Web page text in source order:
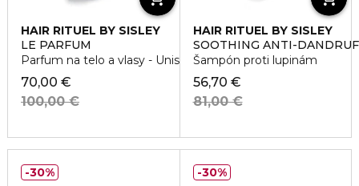
HAIR RITUEL BY SISLEY
LE PARFUM
Parfum na telo a vlasy - Unisex
70,00 €
100,00 €
HAIR RITUEL BY SISLEY
SOOTHING ANTI-
Šampón proti lupinám
56,70 €
81,00 €
30% 30%